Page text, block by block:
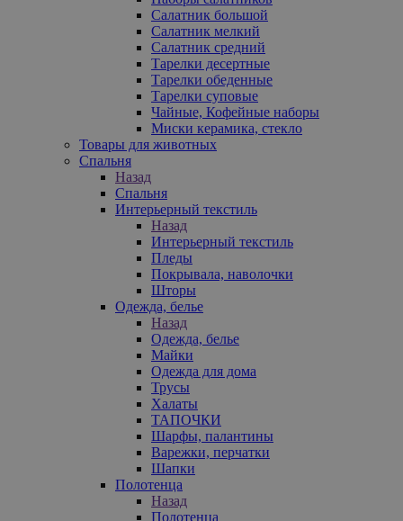
Салатник большой
Салатник мелкий
Салатник средний
Тарелки десертные
Тарелки обеденные
Тарелки суповые
Чайные, Кофейные наборы
Миски керамика, стекло
Товары для животных
Спальня
Назад
Спальня
Интерьерный текстиль
Назад
Интерьерный текстиль
Пледы
Покрывала, наволочки
Шторы
Одежда, белье
Назад
Одежда, белье
Майки
Одежда для дома
Трусы
Халаты
ТАПОЧКИ
Шарфы, палантины
Варежки, перчатки
Шапки
Полотенца
Назад
Полотенца